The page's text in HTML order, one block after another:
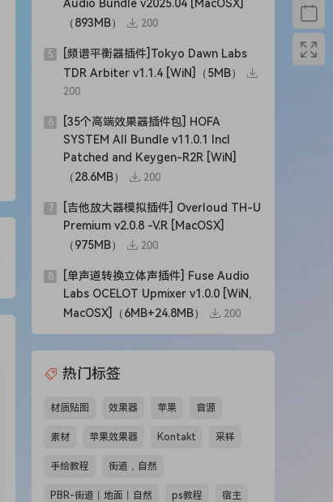
Audio Bundle v2025.04 [MacOSX]
（893MB）
200
5
[频谱平衡器插件]Tokyo Dawn Labs
TDR Arbiter v1.1.4 [WiN]（5MB）
200
6
[35个高端效果器插件包] HOFA
SYSTEM All Bundle v11.0.1 Incl
Patched and Keygen-R2R [WiN]
（28.6MB）
200
7
[吉他放大器模拟插件] Overloud TH-U
Premium v2.0.8 -V.R [MacOSX]
（975MB）
200
8
[单声道转换立体声插件] Fuse Audio
Labs OCELOT Upmixer v1.0.0 [WiN,
MacOSX]（6MB+24.8MB）
200
热门标签
材质贴图 效果器 苹果 音源
素材 苹果效果器 Kontakt 采样
手绘教程 街道，自然
PBR-街道丨地面丨自然 ps教程 宿主